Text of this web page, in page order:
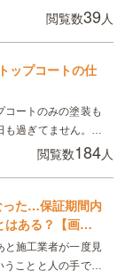
して小さい虫が張り
閲覧数39人
ップコートの仕
コートのみの塗装も
も過ぎてません。こ
閲覧数184人
った…保証期間内
ある？【画像
と施工業者が一度見
うことと人の手で塗